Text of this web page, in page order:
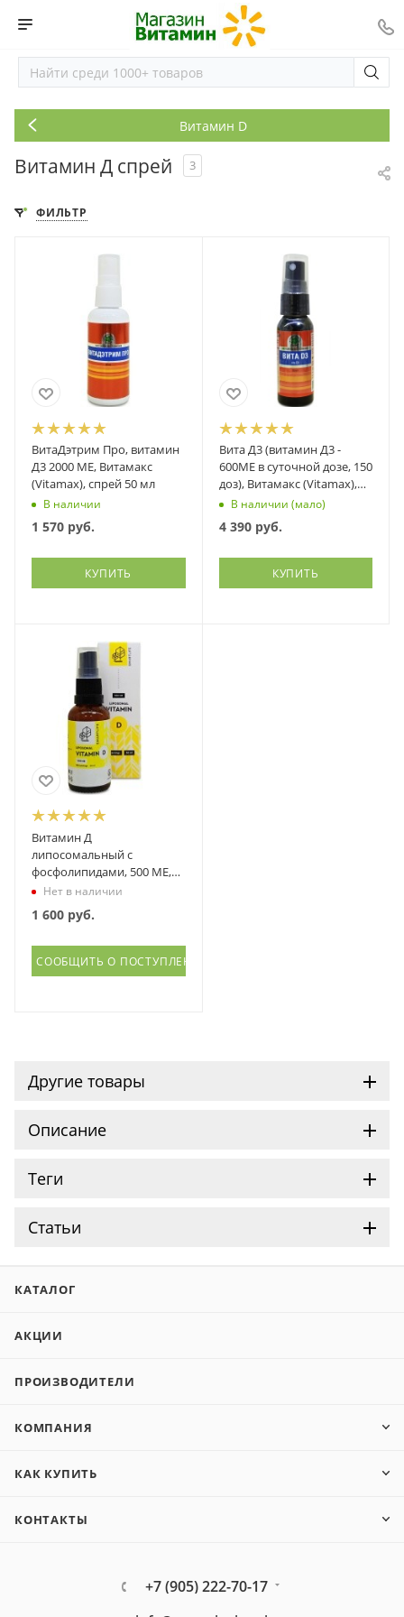
Витамин D
Витамин Д спрей 3
ФИЛЬТР
ВитаДэтрим Про, витамин
Д3 2000 МЕ, Витамакс
(Vitamax), спрей 50 мл
В наличии
1 570 руб.
КУПИТЬ
Вита Д3 (витамин Д3 -
600МЕ в суточной дозе, 150
доз), Витамакс (Vitamax),
спрей 30 мл
В наличии (мало)
4 390руб.
КУПИТЬ
Витамин Д
липосомальный с
фосфолипидами, 500 МЕ,
Смартлайф, SmartLife,
спрей-дозатор, 300
порций,
Нет в наличии
1 600 руб.
СООБЩИТЬ О ПОСТУПЛЕНИИ
Другие товары
Описание
Теги
Статьи
КАТАЛОГ
АКЦИИ
ПРОИЗВОДИТЕЛИ
КОМПАНИЯ
КАК КУПИТЬ
КОНТАКТЫ
+7 (905) 222-70-17